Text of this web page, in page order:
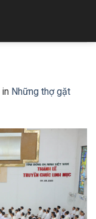
in Những thợ gặt